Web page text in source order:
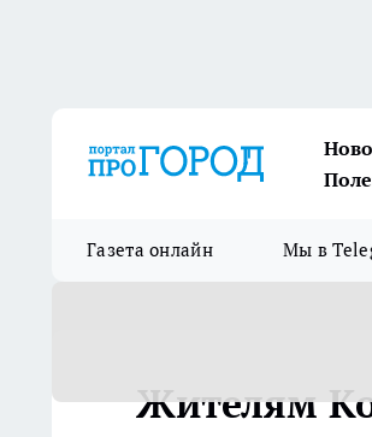
Газета онлайн Мы в
Жителям